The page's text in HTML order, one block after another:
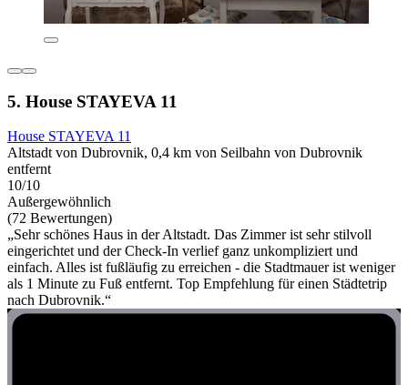
5. House STAYEVA 11
House STAYEVA 11
Altstadt von Dubrovnik, 0,4 km von Seilbahn von Dubrovnik
entfernt
10/10
Außergewöhnlich
(72 Bewertungen)
„Sehr schönes Haus in der Altstadt. Das Zimmer ist sehr stilvoll
eingerichtet und der Check-In verlief ganz unkompliziert und
einfach. Alles ist fußläufig zu erreichen - die Stadtmauer ist weniger
als 1 Minute zu Fuß entfernt. Top Empfehlung für einen Städtetrip
nach Dubrovnik.“